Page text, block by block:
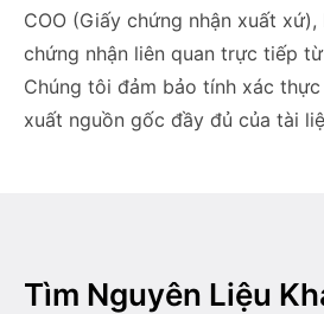
COO (Giấy chứng nhận xuất xứ),
chứng nhận liên quan trực tiếp
Chúng tôi đảm bảo tính xác
xuất nguồn gốc đầy đủ của tài
Tìm Nguyên Liệu